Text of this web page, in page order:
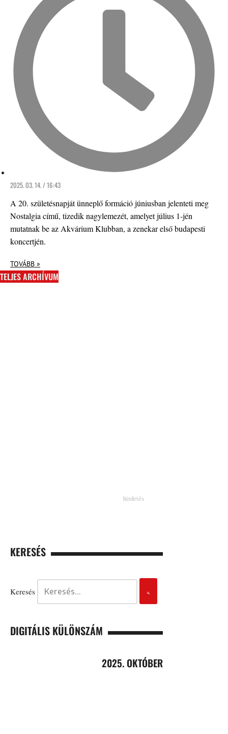
2025. 03. 14. / 16:43
A 20. születésnapját ünneplő formáció júniusban jelenteti meg
Nostalgia című, tizedik nagylemezét, amelyet július 1-jén
mutatnak be az Akvárium Klubban, a zenekar első budapesti
koncertjén.
TOVÁBB »
TELJES ARCHÍVUM
KERESÉS
Keresés
DIGITÁLIS KÜLÖNSZÁM
2025. OKTÓBER